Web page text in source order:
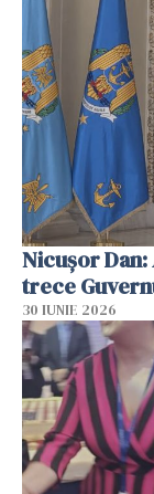
Nicușor
trece
30 IUNIE 2026